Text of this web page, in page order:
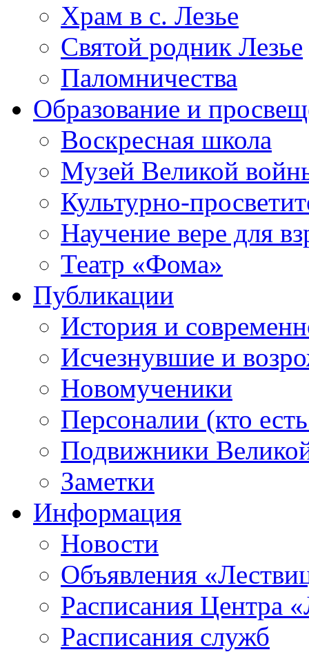
Храм в с. Лезье
Святой родник Лезье
Паломничества
Образование и
Воскресная школа
Музей Великой
Культурно-
Научение вере для
Театр «Фома»
Публикации
История и
Исчезнувшие и
Новомученики
Персоналии (кто
Подвижники
Заметки
Информация
Новости
Объявления
Расписания Центра
Расписания служб